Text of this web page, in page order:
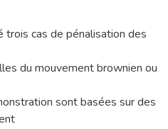
trois cas de pénalisation des
du mouvement brownien ou
sont basées sur des